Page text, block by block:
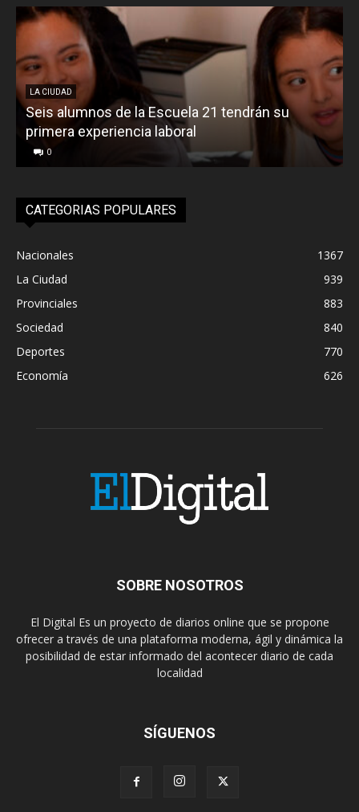
LA CIUDAD
Seis alumnos de la Escuela 21 tendrán su
primera experiencia laboral
0
CATEGORIAS POPULARES
Nacionales
1367
La Ciudad
939
Provinciales
883
Sociedad
840
Deportes
770
Economía
626
SOBRE NOSOTROS
El Digital Es un proyecto de diarios online que se propone
ofrecer a través de una plataforma moderna, ágil y dinámica la
posibilidad de estar informado del acontecer diario de cada
localidad
SÍGUENOS